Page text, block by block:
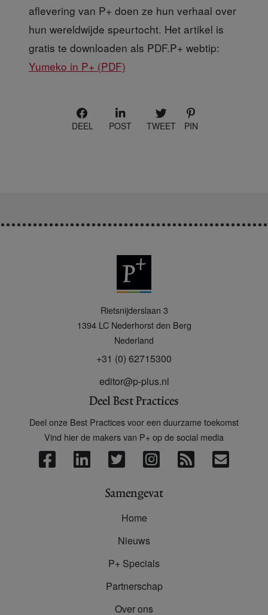
aflevering van P+ doen ze hun verhaal over
hun wereldwijde speurtocht. Het artikel is
gratis te downloaden als PDF.P+ webtip:
Yumeko in P+ (PDF)
DEEL POST TWEET PIN
Rietsnijderslaan 3
1394 LC Nederhorst den Berg
Nederland
+31 (0) 62715300
editor@p-plus.nl
Deel Best Practices
Deel onze Best Practices voor een duurzame toekomst
Vind hier de makers van P+ op de social media
Samengevat
Home
Nieuws
P+ Specials
Partnerschap
Over ons